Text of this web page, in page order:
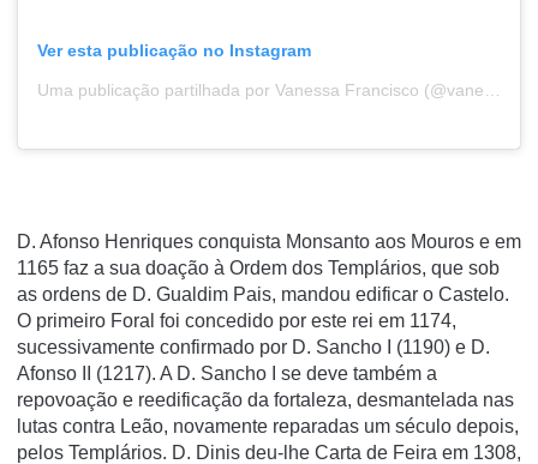
Ver esta publicação no Instagram
D. Afonso Henriques conquista Monsanto aos Mouros e em
1165 faz a sua doação à Ordem dos Templários, que sob
as ordens de D. Gualdim Pais, mandou edificar o Castelo.
O primeiro Foral foi concedido por este rei em 1174,
sucessivamente confirmado por D. Sancho I (1190) e D.
Afonso II (1217). A D. Sancho I se deve também a
repovoação e reedificação da fortaleza, desmantelada nas
lutas contra Leão, novamente reparadas um século depois,
pelos Templários. D. Dinis deu-lhe Carta de Feira em 1308,